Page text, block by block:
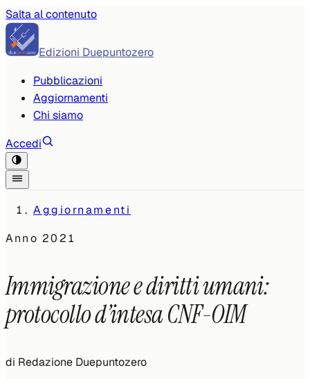
Salta al contenuto
Edizioni Duepuntozero
Pubblicazioni
Aggiornamenti
Chi siamo
Accedi
Aggiornamenti
Anno2021
Immigrazione e diritti umani:
protocollo d’intesa CNF-OIM
di Redazione Duepuntozero